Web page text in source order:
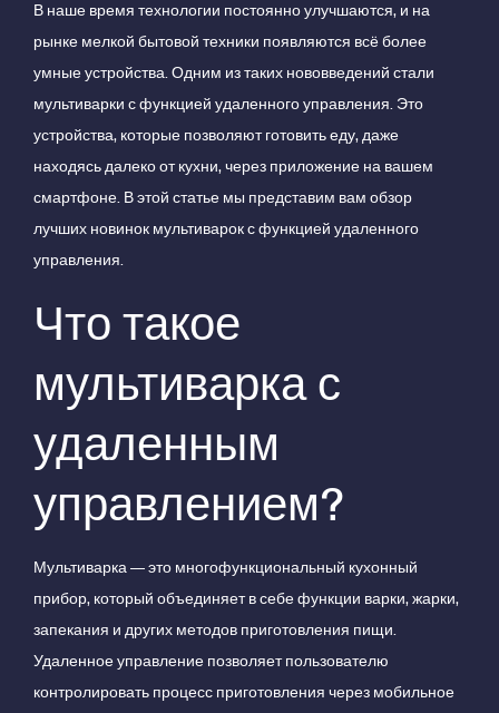
В наше время технологии постоянно улучшаются, и на
рынке мелкой бытовой техники появляются всё более
умные устройства. Одним из таких нововведений стали
мультиварки с функцией удаленного управления. Это
устройства, которые позволяют готовить еду, даже
находясь далеко от кухни, через приложение на вашем
смартфоне. В этой статье мы представим вам обзор
лучших новинок мультиварок с функцией удаленного
управления.
Что такое
мультиварка с
удаленным
управлением?
Мультиварка — это многофункциональный кухонный
прибор, который объединяет в себе функции варки, жарки,
запекания и других методов приготовления пищи.
Удаленное управление позволяет пользователю
контролировать процесс приготовления через мобильное